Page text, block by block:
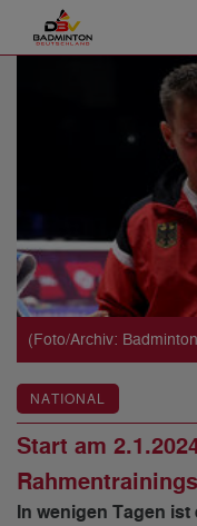
(Foto/Archiv:
NATIONAL
Start am
In wenigen Tagen